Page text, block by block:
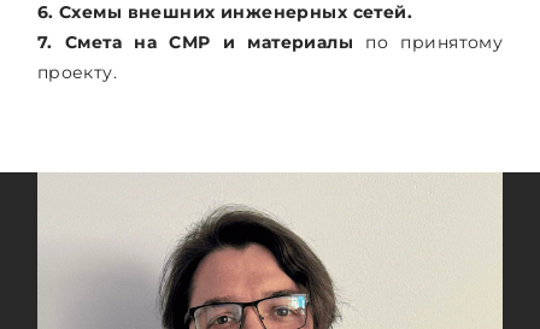
6. Схемы внешних инженерных сетей.
7. Смета на СМР и материалы по принятому
проекту.